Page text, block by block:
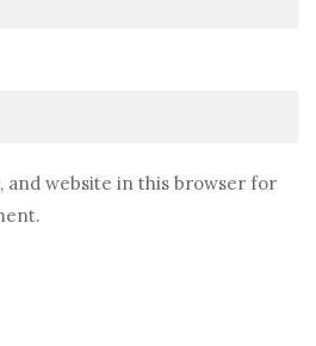
and website in this browser for